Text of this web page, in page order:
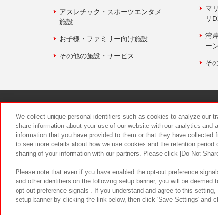
アスレチック・スポーツエンタメ
施設
お子様・ファミリー向け施設
その他の施設・サービス
マ
リ
湾
ー
そ
食品のご
We collect unique personal identifiers such as cookies to analyze our
share information about your use of our website with our analytics and
information that you have provided to them or that they have
to see more details about how we use cookies and the retention
sharing of your information with our partners. Please click [Do Not
Please note that even if you have enabled the opt-out preference
and other identifiers on the following setup banner, you will be
opt-out preference signals . If you understand and agree to this
setup banner by clicking the link below, then click 'Save Settings' and